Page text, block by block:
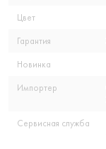
Цвет
Гарантия
Новинка
Импортер
Сервисная служба